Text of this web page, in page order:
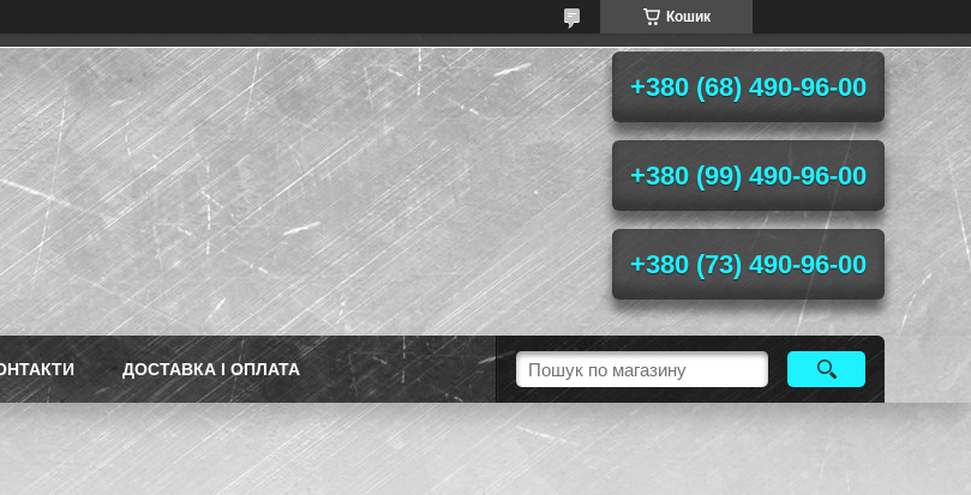
Кошик
+380 (68) 490-96-00
+380 (99) 490-96-00
+380 (73) 490-96-00
ДОСТАВКА І ОПЛАТА